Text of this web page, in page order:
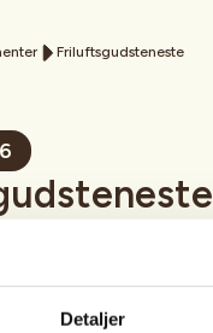
Detaljer
Friluftsgudsteneste